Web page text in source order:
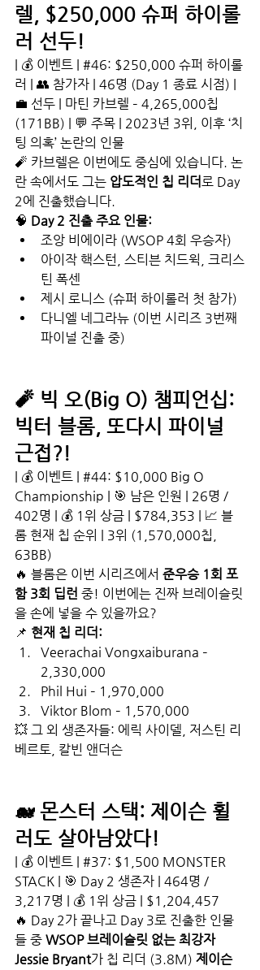
렐, $250,000 슈퍼 하이롤
러 선두!
| 💰 이벤트 | #46: $250,000 슈퍼 하이롤
러 | 👥 참가자 | 46명 (Day 1 종료 시점) |
💼 선두 | 마틴 카브렐 – 4,265,000칩
(171BB) | 💬 주목 | 2023년 3위, 이후 ‘치
팅 의혹’ 논란의 인물
🧨 카브렐은 이번에도 중심에 있습니다. 논
란 속에서도 그는 압도적인 칩 리더로 Day
2에 진출했습니다.
🧠 Day 2 진출 주요 인물:
조앙 비에이라 (WSOP 4회 우승자)
아이작 핵스턴, 스티븐 치드윅, 크리스
틴 폭센
제시 로니스 (슈퍼 하이롤러 첫 참가)
다니엘 네그라뉴 (이번 시리즈 3번째
파이널 진출 중)
🧨 빅 오(Big O) 챔피언십:
빅터 블롬, 또다시 파이널
근접?!
| 💰 이벤트 | #44: $10,000 Big O
Championship | 🎯 남은 인원 | 26명 /
402명 | 💰 1위 상금 | $784,353 | 📈 블
롬 현재 칩 순위 | 3위 (1,570,000칩,
63BB)
🔥 블롬은 이번 시리즈에서 준우승 1회 포
함 3회 딥런 중! 이번에는 진짜 브레이슬릿
을 손에 넣을 수 있을까요?
📌 현재 칩 리더:
Veerachai Vongxaiburana –
2,330,000
Phil Hui – 1,970,000
Viktor Blom – 1,570,000
💥 그 외 생존자들: 에릭 사이델, 저스틴 리
베르토, 칼빈 앤더슨
🐋 몬스터 스택: 제이슨 휠
러도 살아남았다!
| 💰 이벤트 | #37: $1,500 MONSTER
STACK | 🎯 Day 2 생존자 | 464명 /
3,217명 | 💰 1위 상금 | $1,204,457
🔥 Day 2가 끝나고 Day 3로 진출한 인물
들 중 WSOP 브레이슬릿 없는 최강자
Jessie Bryant가 칩 리더 (3.8M) 제이슨